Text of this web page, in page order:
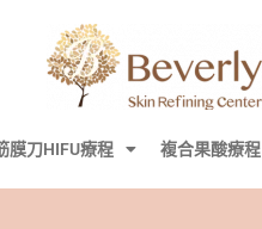
膜刀HIFU療程 複合果酸療程